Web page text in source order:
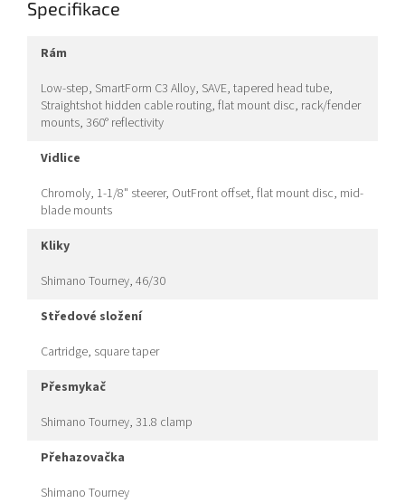
Specifikace
rám
Low-step, SmartForm C3 Alloy, SAVE, tapered head tube,
Straightshot hidden cable routing, flat mount disc, rack/fender
mounts, 360° reflectivity
vidlice
Chromoly, 1-1/8" steerer, OutFront offset, flat mount disc, mid-
blade mounts
kliky
Shimano Tourney, 46/30
středové složení
Cartridge, square taper
přesmykač
Shimano Tourney, 31.8 clamp
přehazovačka
Shimano Tourney